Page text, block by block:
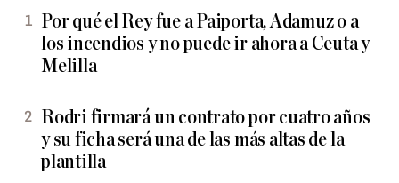
Por qué el Rey fue a Paiporta, Adamuz o a
los incendios y no puede ir ahora a Ceuta y
Melilla
Rodri firmará un contrato por cuatro años
y su ficha será una de las más altas de la
plantilla